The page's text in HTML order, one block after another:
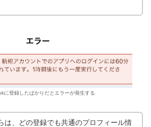
に登録したばかりだとエラーが発生する
は、どの登録でも共通のプロフィール情